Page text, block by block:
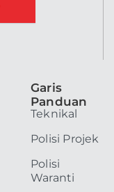
Garis
Panduan
Teknikal
Polisi Projek
Polisi
Waranti